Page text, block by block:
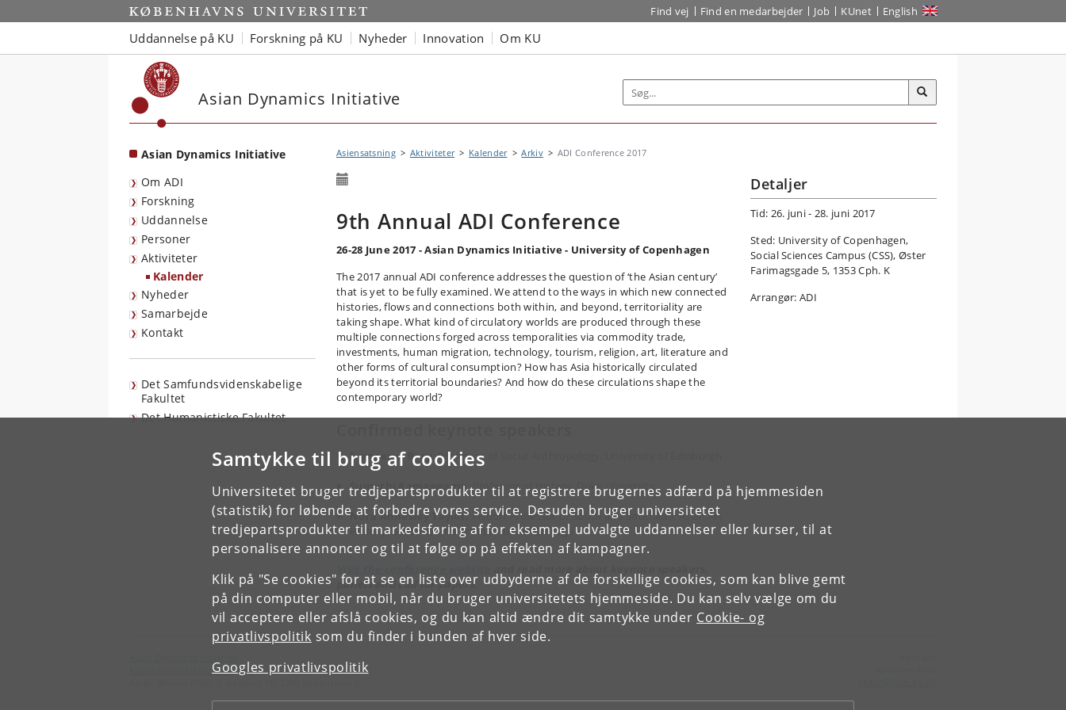
Samtykke til brug af cookies
Universitetet bruger tredjepartsprodukter til at registrere brugernes adfærd på hjemmesiden
(statistik) for løbende at forbedre vores service. Desuden bruger universitetet
tredjepartsprodukter til markedsføring af for eksempel udvalgte uddannelser eller kurser, til at
personalisere annoncer og til at følge op på effekten af kampagner.
Klik på "Se cookies" for at se en liste over udbyderne af de forskellige cookies, som kan blive gemt
på din computer eller mobil, når du bruger universitetets hjemmeside. Du kan selv vælge om du
vil acceptere eller afslå cookies, og du kan altid ændre dit samtykke under Cookie- og
privatlivspolitik som du finder i bunden af hver side.
Googles privatlivspolitik
Start Find vej Find en medarbejder Job KUnet English
Uddannelse på KU Forskning på KU Nyheder Innovation Om KU
Asian Dynamics Initiative
Asian Dynamics Initiative
Om ADI
Forskning
Uddannelse
Personer
Aktiviteter
Kalender
Nyheder
Samarbejde
Kontakt
Det Samfundsvidenskabelige
Fakultet
Det Humanistiske Fakultet
Asiensatsning Aktiviteter Kalender Arkiv ADI Conference 2017
9th Annual ADI Conference
26-28 June 2017 - Asian Dynamics Initiative - University of Copenhagen
The 2017 annual ADI conference addresses the question of ‘the Asian century’
that is yet to be fully examined. We attend to the ways in which new connected
histories, flows and connections both within, and beyond, territoriality are
taking shape. What kind of circulatory worlds are produced through these
multiple connections forged across temporalities via commodity trade,
investments, human migration, technology, tourism, religion, art, literature and
other forms of cultural consumption? How has Asia historically circulated
beyond its territorial boundaries? And how do these circulations shape the
contemporary world?
Francesca Bray,Professor of Social Anthropology, University of Edinburgh
Sumathi Ramaswamy,Professor of History, Duke University
Nora Annesley Taylor, Alsdorf Professor of South and Southeast Asian Art
History, School of the Art Institute of Chicago
panels and call for papers.
Detaljer
Tid: 26. juni - 28. juni 2017
Sted: University of Copenhagen,
Social Sciences Campus (CSS), Øster
Farimagsgade 5, 1353 Cph. K
Arrangør: ADI
Københavns Universitet